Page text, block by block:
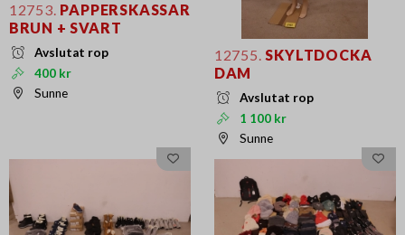
12753. PAPPERSKASSAR
BRUN + SVART
Avslutat rop
400 kr
Sunne
12755. SKYLTDOCKA
DAM
Avslutat rop
1 100 kr
Sunne